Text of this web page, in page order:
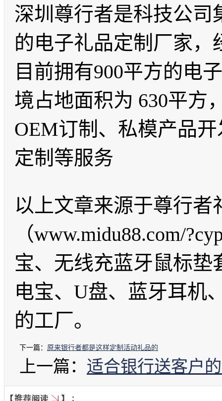
深圳尊行者是科技公司
的电子礼品定制厂家，
目前拥有900平方的电
境占地面积为 630平方
OEM订制、私模产品
定制等服务
以上文章来源于尊行者
（www.midu88.com/
宝、无线充蓝牙鼠标
电宝、U盘、蓝牙耳机
的工厂。
下一篇： 原来银行者都是这样定制活动礼品的
上一篇： 适合银行送客户